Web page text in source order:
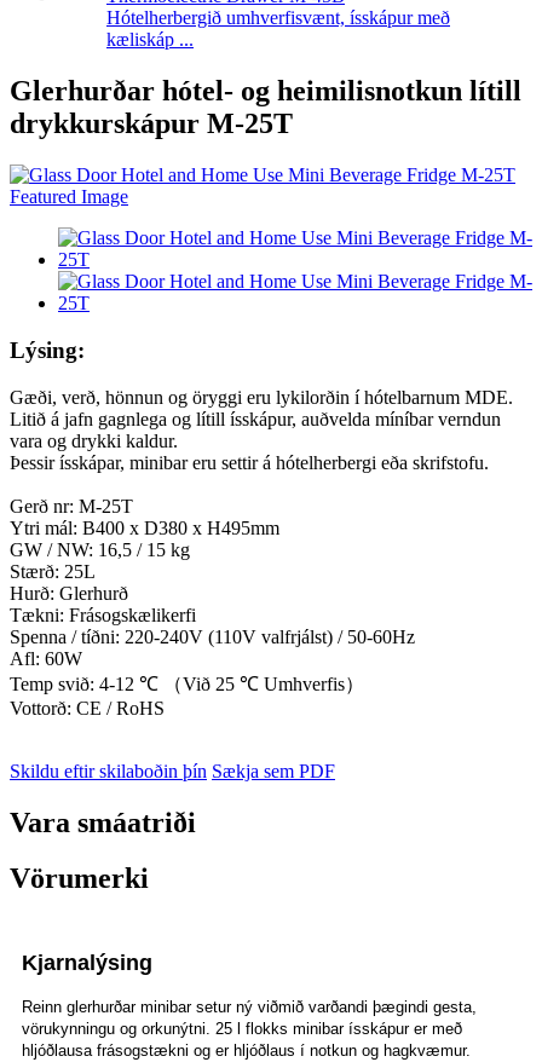
Hótelherbergið umhverfisvænt, ísskápur með
kæliskáp ...
Glerhurðar hótel- og heimilisnotkun lítill
drykkurskápur M-25T
Lýsing:
Gæði, verð, hönnun og öryggi eru lykilorðin í hótelbarnum MDE.
Litið á jafn gagnlega og lítill ísskápur, auðvelda míníbar verndun
vara og drykki kaldur.
Þessir ísskápar, minibar eru settir á hótelherbergi eða skrifstofu.
Gerð nr: M-25T
Ytri mál: B400 x D380 x H495mm
GW / NW: 16,5 / 15 kg
Stærð: 25L
Hurð: Glerhurð
Tækni: Frásogskælikerfi
Spenna / tíðni: 220-240V (110V valfrjálst) / 50-60Hz
Afl: 60W
Temp svið: 4-12 ℃ （Við 25 ℃ Umhverfis）
Vottorð: CE / RoHS
Skildu eftir skilaboðin þín Sækja sem PDF
Vara smáatriði
Vörumerki
Kjarnalýsing
Reinn glerhurðar minibar setur ný viðmið varðandi þægindi gesta,
vörukynningu og orkunýtni. 25 l flokks minibar ísskápur er með
hljóðlausa frásogstækni og er hljóðlaus í notkun og hagkvæmur.